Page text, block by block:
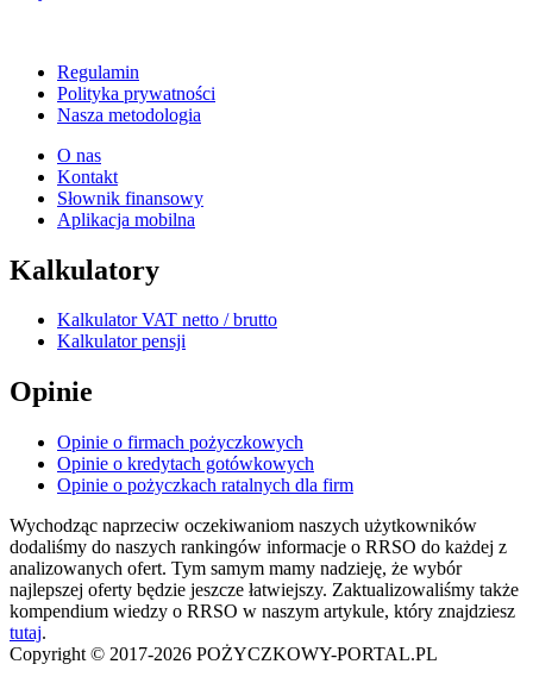
Regulamin
Polityka prywatności
Nasza metodologia
O nas
Kontakt
Słownik finansowy
Aplikacja mobilna
Kalkulatory
Kalkulator VAT netto / brutto
Kalkulator pensji
Opinie
Opinie o firmach pożyczkowych
Opinie o kredytach gotówkowych
Opinie o pożyczkach ratalnych dla firm
Wychodząc naprzeciw oczekiwaniom naszych użytkowników
dodaliśmy do naszych rankingów informacje o RRSO do każdej z
analizowanych ofert. Tym samym mamy nadzieję, że wybór
najlepszej oferty będzie jeszcze łatwiejszy. Zaktualizowaliśmy także
kompendium wiedzy o RRSO w naszym artykule, który znajdziesz
tutaj.
Copyright © 2017-2026 POŻYCZKOWY-PORTAL.PL